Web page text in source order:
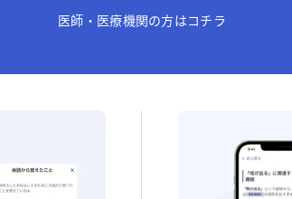
医師・医療機関の方はコチラ